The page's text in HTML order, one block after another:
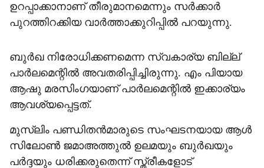
ഉറപ്പാക്കാനാണ് തീരുമാനമെന്നും സര്‍ക്കാര്‍
പുറത്തിറക്കിയ വാര്‍ത്താക്കുറിപ്പില്‍ പറയുന്നു.
ബുര്‍ഖ നിരോധിക്കണമെന്ന സ്വകാര്യ ബില്ല്
പാര്‍ലമെന്റില്‍ അവതരിപ്പിച്ചിരുന്നു. എം പിയായ
ആഷു മരസിംഗയാണ് പാര്‍ലമെന്റില്‍ ഇക്കാര്യം
ആവശ്യപ്പെട്ടത്.
മുസ്ലിം പണ്ഡിതന്‍മാരുടെ സംഘടനയായ ആള്‍
സിലോണ്‍ ജമാഅത്തുല്‍ ഉലമയും ബുര്‍ഖയും
പര്‍ദ്ദയും ധരിക്കരുതെന്ന് സ്ത്രീകളോട്